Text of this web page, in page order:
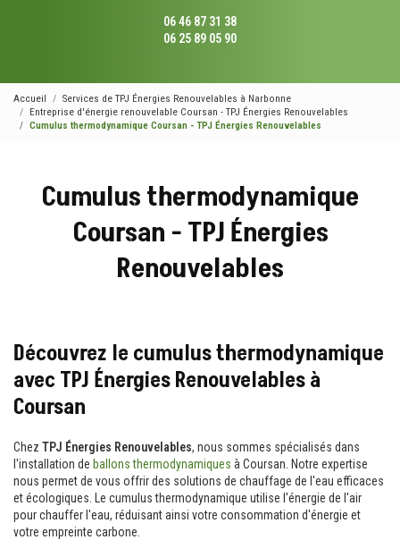
06 46 87 31 38
06 25 89 05 90
Accueil
Services de TPJ Énergies Renouvelables à Narbonne
Entreprise d'énergie renouvelable Coursan - TPJ Énergies Renouvelables
Cumulus thermodynamique Coursan - TPJ Énergies Renouvelables
Cumulus thermodynamique
Coursan - TPJ Énergies
Renouvelables
Découvrez le cumulus thermodynamique
avec TPJ Énergies Renouvelables à
Coursan
Chez TPJ Énergies Renouvelables, nous sommes spécialisés dans
l'installation de ballons thermodynamiques à Coursan. Notre expertise
nous permet de vous offrir des solutions de chauffage de l'eau efficaces
et écologiques. Le cumulus thermodynamique utilise l'énergie de l'air
pour chauffer l'eau, réduisant ainsi votre consommation d'énergie et
votre empreinte carbone.